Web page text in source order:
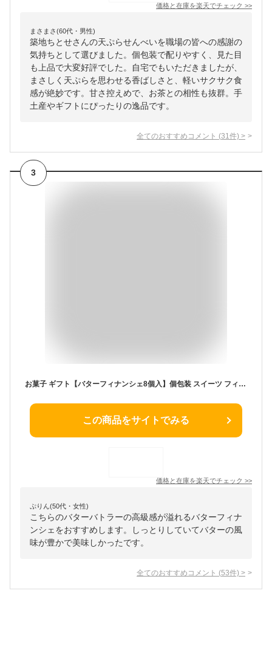
価格と在庫を楽天でチェック >>
まさまさ(60代・男性)
築地ちとせさんの天ぷらせんべいを職場の皆への感謝の
気持ちとして選びました。個包装で配りやすく、見た目
も上品で大変好評でした。自宅でもいただきましたが、
まさしく天ぷらを思わせる香ばしさと、軽いサクサク食
感が絶妙です。甘さ控えめで、お茶との相性も抜群。手
土産やギフトにぴったりの逸品です。
全てのおすすめコメント (31 件) >
3
お菓子 ギフト【バターフィナンシェ8個入】個包装 スイーツ フィナンシェ 焼き菓子 洋菓子 内祝い お祝い お礼 可愛い おしゃれ 職場 ご挨拶 東京 お土産 人気 プレゼント バターバトラー お供え お中元 夏ギフト 暑中見舞い
この商品をサイトでみる
価格と在庫を楽天でチェック >>
ぷりん(50代・女性)
こちらのバターバトラーの高級感が溢れるバターフィナ
ンシェをおすすめします。しっとりしていてバターの風
味が豊かで美味しかったです。
全てのおすすめコメント (53件) >